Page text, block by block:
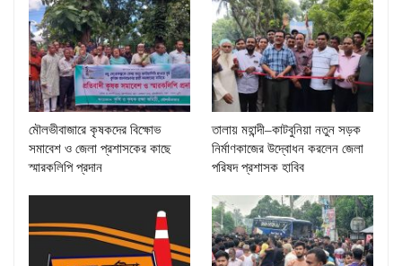
মৌলভীবাজারে কৃষকদের বিক্ষোভ
সমাবেশ ও জেলা প্রশাসকের কাছে
স্মারকলিপি প্রদান
তালায় মহান্দী–কাটবুনিয়া নতুন সড়ক
নির্মাণকাজের উদ্বোধন করলেন জেলা
পরিষদ প্রশাসক হাবিব